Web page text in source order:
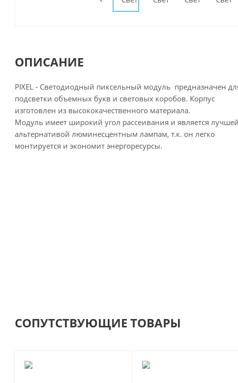
ОПИСАНИЕ
PIXEL - Светодиодный пиксельный модуль предназначен
подсветки объемных букв и световых коробов. Корпус
изготовлен из высококачественного материала.
Модуль имеет широкий угол рассеивания и является лучшей
альтернативой люминесцентным лампам, т.к. он легко
монтируется и экономит энергоресурсы.
СОПУТСТВУЮЩИЕ ТОВАРЫ